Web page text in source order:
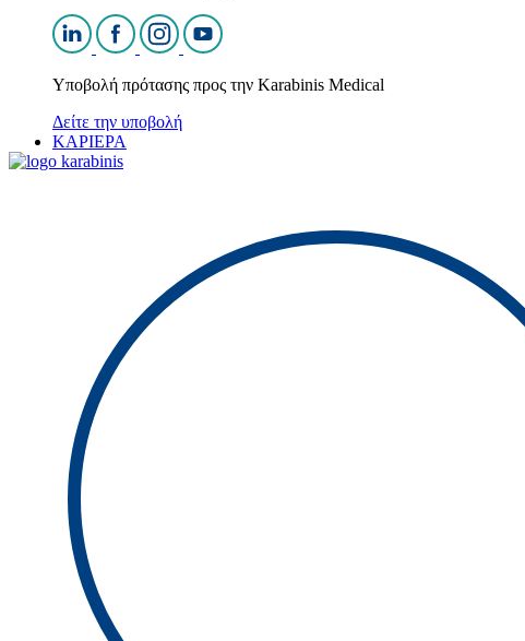
Υποβολή πρότασης προς την Karabinis Medical
Δείτε την υποβολή
ΚΑΡΙΕΡΑ